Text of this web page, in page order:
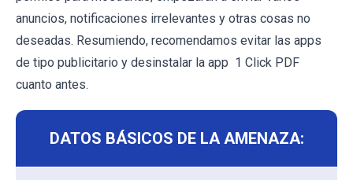
anuncios, notificaciones irrelevantes y otras cosas no
deseadas. Resumiendo, recomendamos evitar las apps
de tipo publicitario y desinstalar la app 1 Click PDF
cuanto antes.
DATOS BÁSICOS DE LA AMENAZA: